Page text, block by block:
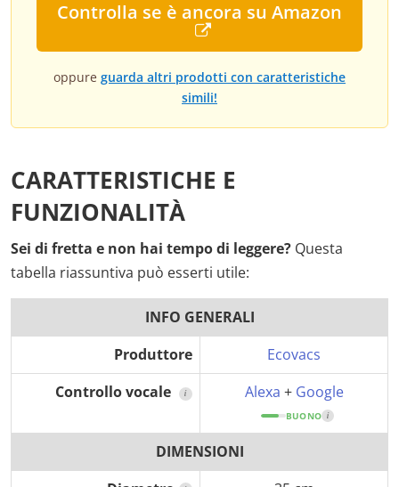
Controlla se è ancora su Amazon
oppure guarda altri prodotti con caratteristiche
simili!
CARATTERISTICHE E
FUNZIONALITÀ
Sei di fretta e non hai tempo di leggere? Questa
tabella riassuntiva può esserti utile:
INFO GENERALI
Produttore
Ecovacs
Controllo vocale
i Alexa + Google
BUONO i
DIMENSIONI